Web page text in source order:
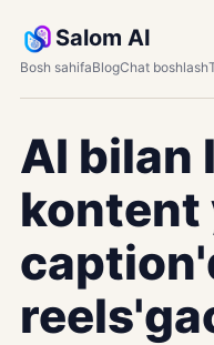
Salom AI
Bosh sahifaBlogChat boshlash
AI bilan